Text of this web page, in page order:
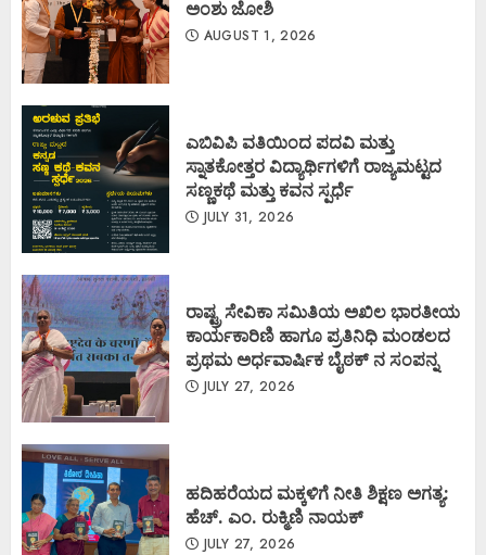
ಅಂಶು ಜೋಶಿ
AUGUST 1, 2026
ಎಬಿವಿಪಿ ವತಿಯಿಂದ ಪದವಿ ಮತ್ತು
ಸ್ನಾತಕೋತ್ತರ ವಿದ್ಯಾರ್ಥಿಗಳಿಗೆ ರಾಜ್ಯಮಟ್ಟದ
ಸಣ್ಣಕಥೆ ಮತ್ತು ಕವನ ಸ್ಪರ್ಧೆ
JULY 31, 2026
ರಾಷ್ಟ್ರ ಸೇವಿಕಾ ಸಮಿತಿಯ ಅಖಿಲ ಭಾರತೀಯ
ಕಾರ್ಯಕಾರಿಣಿ ಹಾಗೂ ಪ್ರತಿನಿಧಿ ಮಂಡಲದ
ಪ್ರಥಮ ಅರ್ಧವಾರ್ಷಿಕ ಬೈಠಕ್ ನ ಸಂಪನ್ನ
JULY 27, 2026
ಹದಿಹರೆಯದ ಮಕ್ಕಳಿಗೆ ನೀತಿ ಶಿಕ್ಷಣ ಅಗತ್ಯ:
ಹೆಚ್. ಎಂ. ರುಕ್ಮಿಣಿ ನಾಯಕ್
JULY 27, 2026